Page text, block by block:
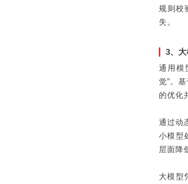
规则校
失。
3、
通用模
觉”。
的优化
通过动
小模型
层面降
大模型